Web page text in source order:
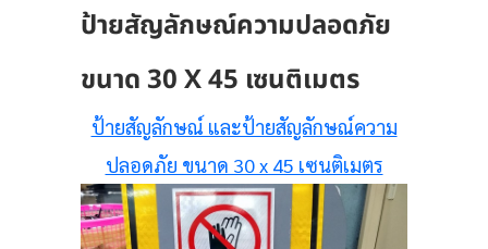
ป้ายสัญลักษณ์ความปลอดภัย
ขนาด 30 X 45 เซนติเมตร
ป้ายสัญลักษณ์ และป้ายสัญลักษณ์ความ
ปลอดภัย ขนาด 30 x 45 เซนติเมตร